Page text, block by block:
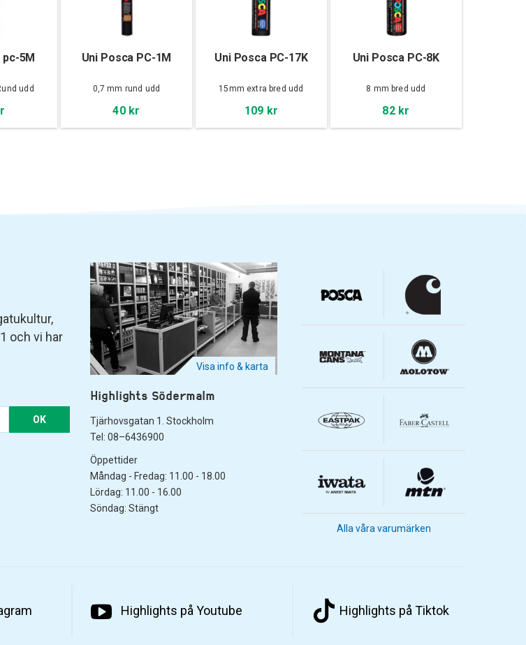
5M
udd
Uni Posca PC-1M
0,7 mm rund udd
40 kr
Uni Posca PC-17K
15mm extra bred udd
109 kr
Uni Posca PC-8K
8 mm bred udd
82 kr
och vi har
OK
Visa info & karta
Highlights Södermalm
Tjärhovsgatan 1. Stockholm
Tel: 08–6436900
Öppettider
Måndag - Fredag: 11.00 - 18.00
Lördag: 11.00 - 16.00
Söndag: Stängt
Alla våra varumärken
Highlights på Youtube Highlights på Tiktok